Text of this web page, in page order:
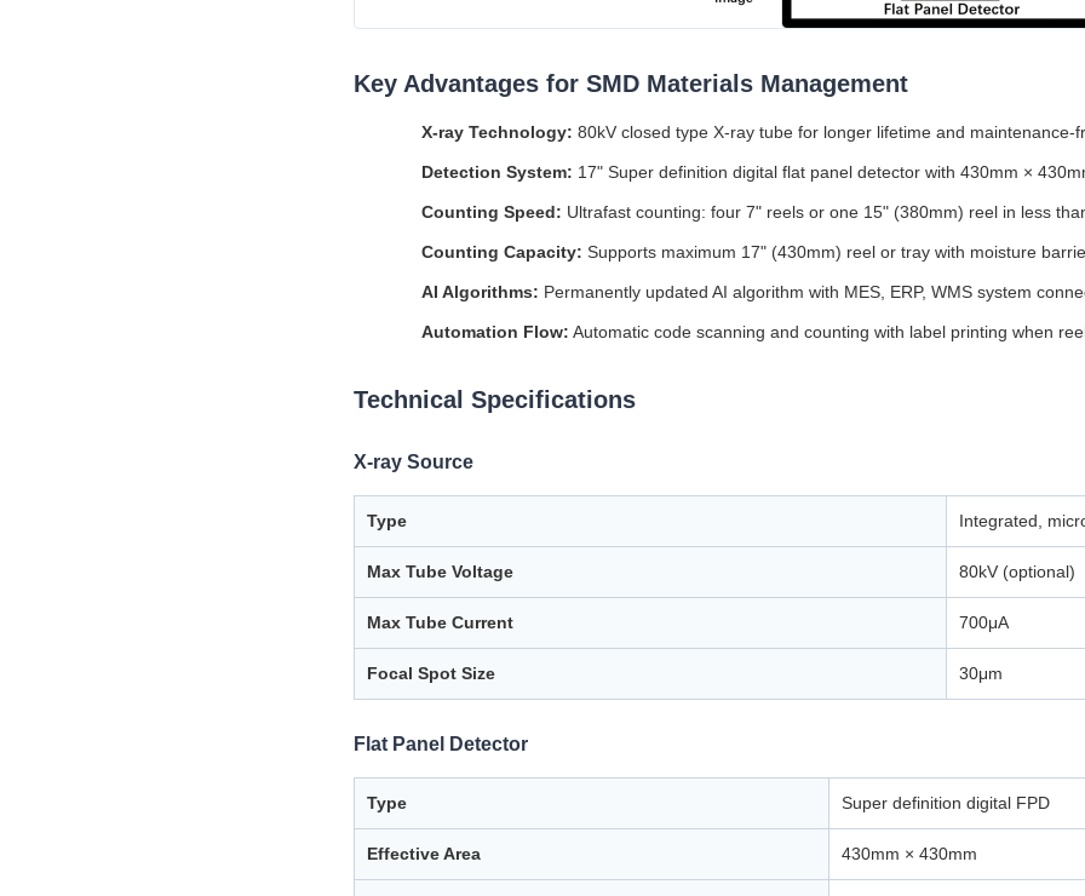
Key Advantages for SMD Materials Management
X-ray Technology: 80kV closed type X-ray tube for longer lifetime and maintenance-
Detection System: 17" Super definition digital flat panel detector with 430mm ×
Counting Speed: Ultrafast counting: four 7" reels or one 15" (380mm) reel in less
Counting Capacity: Supports maximum 17" (430mm) reel or tray with moisture
AI Algorithms: Permanently updated AI algorithm with MES, ERP, WMS system
Automation Flow: Automatic code scanning and counting with label printing when
Technical Specifications
X-ray Source
Type Integrated,
Max Tube Voltage 80kV (optional)
Max Tube Current 700μA
Focal Spot Size 30μm
Flat Panel Detector
Type Super definition digital FPD
Effective Area 430mm × 430mm